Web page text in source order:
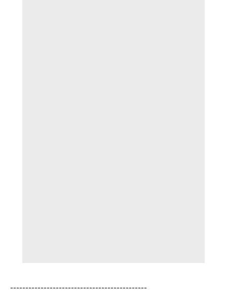
---------------------------------------------